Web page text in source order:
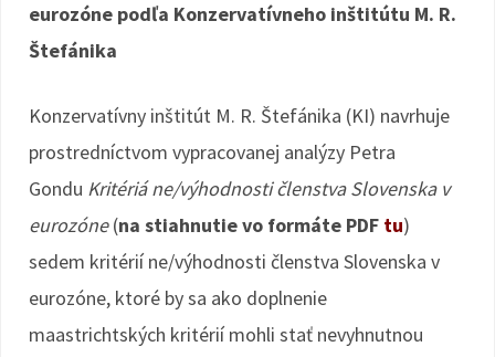
eurozóne podľa Konzervatívneho inštitútu M. R.
Štefánika
Konzervatívny inštitút M. R. Štefánika (KI) navrhuje
prostredníctvom vypracovanej analýzy Petra
Gondu Kritériá ne/výhodnosti členstva Slovenska v
eurozóne(na stiahnutie vo formáte PDF tu)
sedem kritérií ne/výhodnosti členstva Slovenska v
eurozóne, ktoré by sa ako doplnenie
maastrichtských kritérií mohli stať nevyhnutnou